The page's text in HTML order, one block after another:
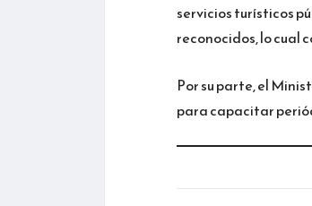
servicios turísticos
reconocidos, lo cual
Por su parte, el
para capacitar